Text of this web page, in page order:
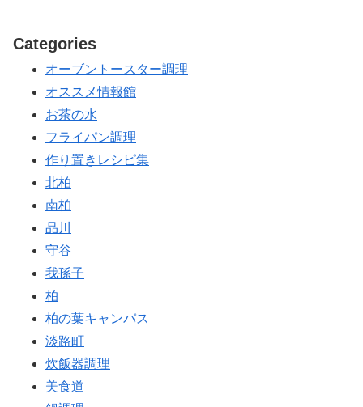
Categories
オーブントースター調理
オススメ情報館
お茶の水
フライパン調理
作り置きレシピ集
北柏
南柏
品川
守谷
我孫子
柏
柏の葉キャンパス
淡路町
炊飯器調理
美食道